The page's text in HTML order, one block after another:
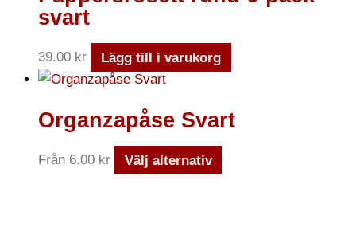
svart
39.00 kr Lägg till i varukorg
Organzapåse Svart
Från 6.00 kr Välj alternativ